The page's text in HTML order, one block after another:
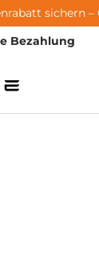
sichern –
Bezahlung